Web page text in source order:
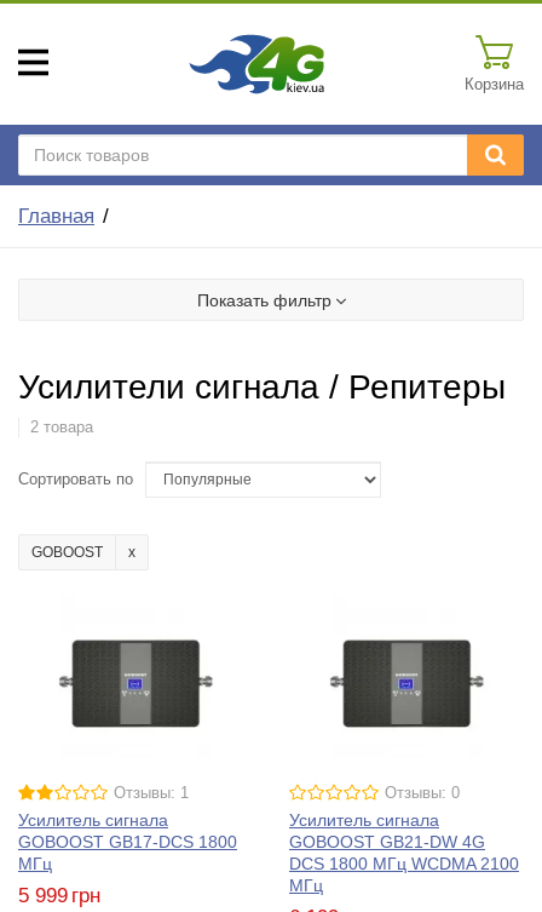
Корзина
Главная
Показать фильтр
Усилители сигнала / Репитеры
2 товара
Сортировать по
GOBOOST
Отзывы: 1
Усилитель сигнала
GOBOOST GB17-DCS 1800
МГц
5 999 грн
Отзывы: 0
Усилитель сигнала
GOBOOST GB21-DW 4G
DCS 1800 МГц WCDMA 2100
МГц